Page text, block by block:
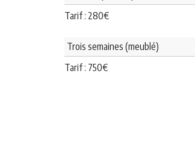
Tarif : 280€
Trois semaines (meublé)
Tarif : 750€